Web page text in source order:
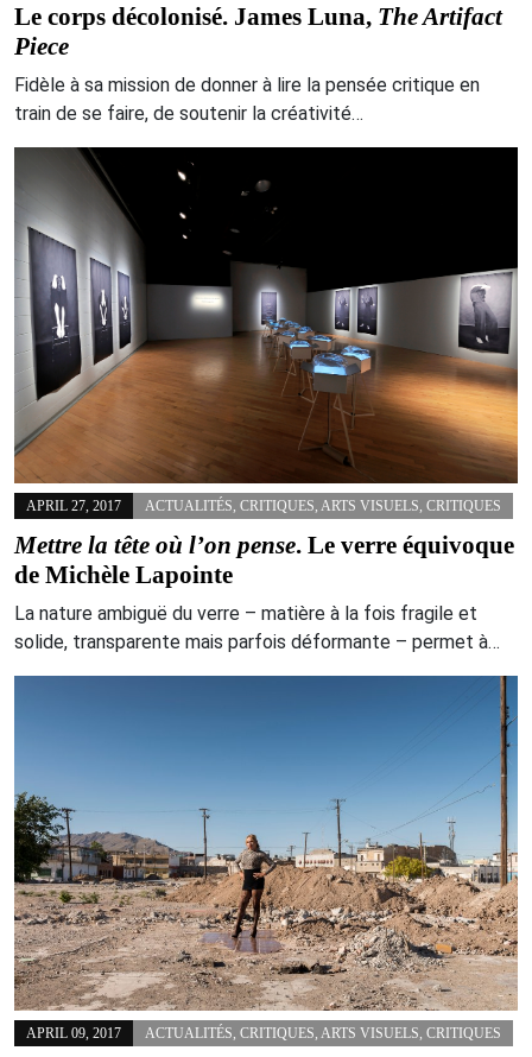
Le corps décolonisé. James Luna, The Artifact
Piece
Fidèle à sa mission de donner à lire la pensée critique en
train de se faire, de soutenir la créativité…
APRIL 27, 2017 ACTUALITÉS CRITIQUES ARTS VISUELS CRITIQUES
Mettre la tête où l’on pense. Le verre équivoque
de Michèle Lapointe
La nature ambiguë du verre – matière à la fois fragile et
solide, transparente mais parfois déformante – permet à…
APRIL 09, 2017 ACTUALITÉS, CRITIQUES, ARTS VISUELS, CRITIQUES